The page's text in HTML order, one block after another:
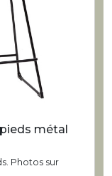
métal
Photos sur